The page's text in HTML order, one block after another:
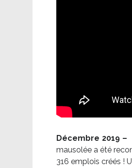
Décembre 2019 –
mausolée a été
316 emplois créés !